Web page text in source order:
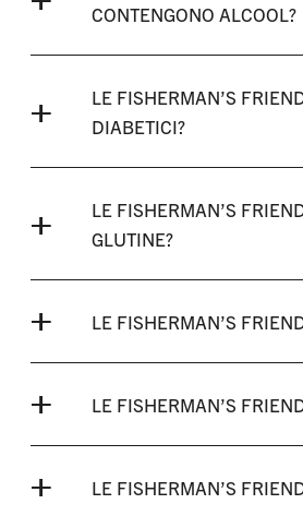
CONTENGONO ALCOOL?
LE FISHERMAN’S
DIABETICI?
LE FISHERMAN’S
GLUTINE?
LE FISHERMAN’S
LE FISHERMAN’S
LE FISHERMAN’S